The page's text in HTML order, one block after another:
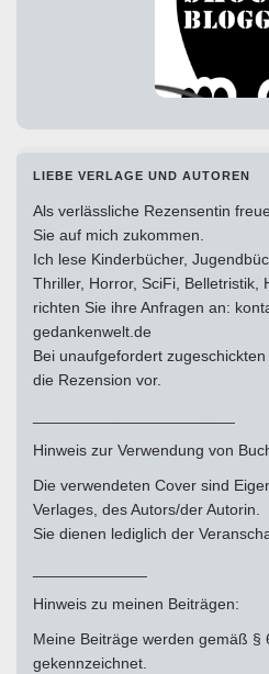
LIEBE VERLAGE UND AUTOREN
Als verlässliche Rezensentin
Sie auf mich zukommen.
Ich lese Kinderbücher,
Thriller, Horror, SciFi, Belletristik,
richten Sie ihre Anfragen an:
gedankenwelt.de
Bei unaufgefordert
die Rezension vor.
Hinweis zur Verwendung von
Die verwendeten Cover sind
Verlages, des Autors/der Autorin.
Sie dienen lediglich der
Hinweis zu meinen Beiträgen:
Meine Beiträge werden gemäß §
gekennzeichnet.